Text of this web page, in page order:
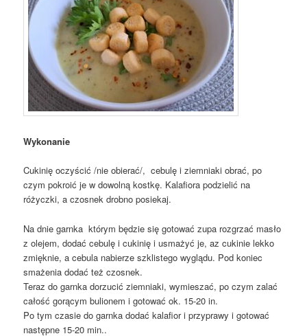
Wykonanie
Cukinię oczyścić /nie obierać/, cebulę i ziemniaki obrać, po
czym pokroić je w dowolną kostkę. Kalafiora podzielić na
różyczki, a czosnek drobno posiekaj.
Na dnie garnka którym będzie się gotować zupa rozgrzać masło
z olejem, dodać cebulę i cukinię i usmażyć je, az cukinie lekko
zmięknie, a cebula nabierze szklistego wyglądu. Pod koniec
smażenia dodać też czosnek.
Teraz do garnka dorzucić ziemniaki, wymieszać, po czym zalać
całość gorącym bulionem i gotować ok. 15-20 in.
Po tym czasie do garnka dodać kalafior i przyprawy i gotować
następne 15-20 min..